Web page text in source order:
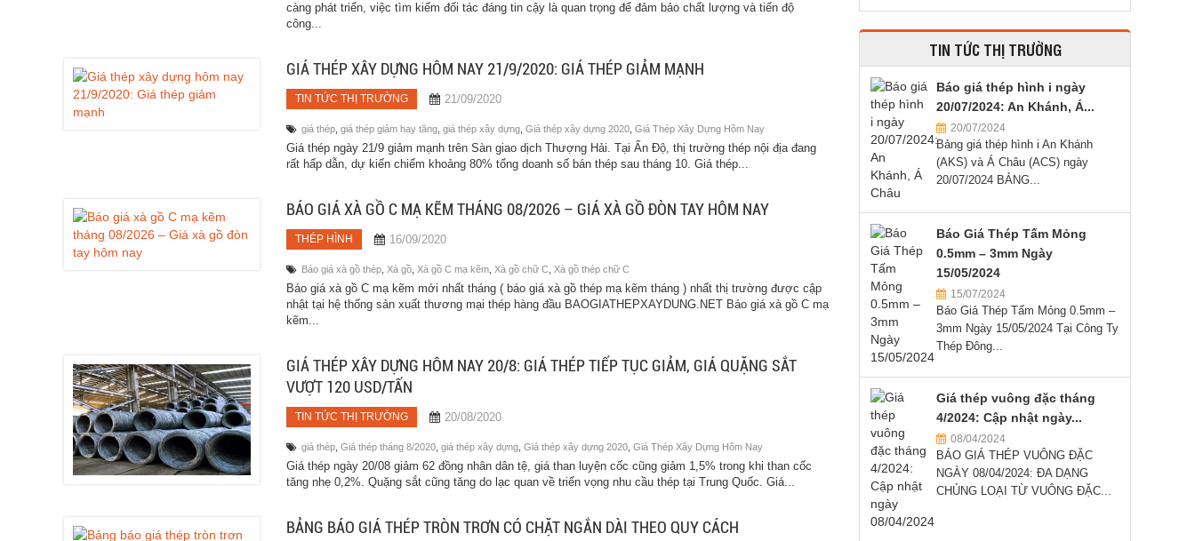
càng phát triển, việc tìm kiếm đối tác đáng tin cậy là quan trọng để đảm bảo chất lượng và tiến độ
công...
GIÁ THÉP XÂY DỰNG HÔM NAY 21/9/2020: GIÁ THÉP GIẢM MẠNH
TIN TỨC THỊ TRƯỜNG 21/09/2020
giá thép giá thép giảm hay tăng giá thép xây dựng Giá thép xây dựng 2020 Giá Thép Xây Dựng Hôm Nay
Giá thép ngày 21/9 giảm mạnh trên Sàn giao dịch Thượng Hải. Tại Ấn Độ, thị trường thép nội địa đang
rất hấp dẫn, dự kiến chiếm khoảng 80% tổng doanh số bán thép sau tháng 10. Giá thép...
BÁO GIÁ XÀ GỒ C MẠ KẼM THÁNG 08/2026 – GIÁ XÀ GỒ ĐÒN TAY HÔM NAY
THÉP HÌNH 16/09/2020
Báo giá xà gồ thép Xà gồ Xà gồ C mạ kẽm Xà gồ chữ C Xà gồ thép chữ C
Báo giá xà gồ C mạ kẽm mới nhất tháng ( báo giá xà gồ thép mạ kẽm tháng ) nhất thị trường được cập
nhật tại hệ thống sản xuất thương mại thép hàng đầu BAOGIATHEPXAYDUNG.NET Báo giá xà gồ C mạ
kẽm...
GIÁ THÉP XÂY DỰNG HÔM NAY 20/8: GIÁ THÉP TIẾP TỤC GIẢM, GIÁ QUẶNG SẮT
VƯỢT 120 USD/TẤN
TIN TỨC THỊ TRƯỜNG 20/08/2020
giá thép Giá thép tháng 8/2020 giá thép xây dựng Giá thép xây dựng 2020 Giá Thép Xây Dựng Hôm Nay
Giá thép ngày 20/08 giảm 62 đồng nhân dân tệ, giá than luyện cốc cũng giảm 1,5% trong khi than cốc
tăng nhẹ 0,2%. Quặng sắt cũng tăng do lạc quan về triển vọng nhu cầu thép tại Trung Quốc. Giá...
BẢNG BÁO GIÁ THÉP TRÒN TRƠN CÓ CHẶT NGẮN DÀI THEO QUY CÁCH
TIN TỨC THỊ TRƯỜNG
Báo giá thép hình i ngày
20/07/2024: An Khánh, Á...
20/07/2024
Bảng giá thép hình i An Khánh
(AKS) và Á Châu (ACS) ngày
20/07/2024 BẢNG...
Báo Giá Thép Tấm Mỏng
0.5mm – 3mm Ngày
15/05/2024
15/07/2024
Báo Giá Thép Tấm Mỏng 0.5mm –
3mm Ngày 15/05/2024 Tại Công Ty
Thép Đông...
Giá thép vuông đặc tháng
4/2024: Cập nhật ngày...
08/04/2024
BÁO GIÁ THÉP VUÔNG ĐẶC
NGÀY 08/04/2024: ĐA DẠNG
CHỦNG LOẠI TỪ VUÔNG ĐẶC...